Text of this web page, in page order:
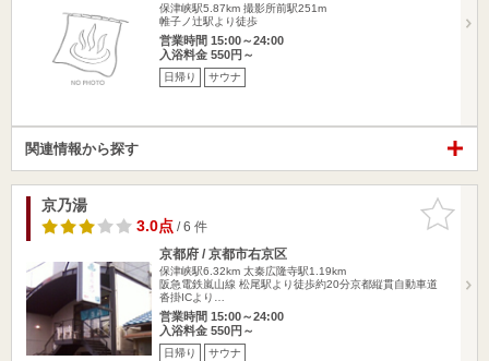
保津峡駅5.87km 撮影所前駅251m
帷子ノ辻駅より徒歩
営業時間 15:00～24:00
入浴料金 550円～
日帰り サウナ
関連情報から探す
お気に入
りに追加
京乃湯
3.0点/ 6 件
京都府 / 京都市右京区
保津峡駅6.32km 太秦広隆寺駅1.19km
阪急電鉄嵐山線 松尾駅より徒歩約20分京都縦貫自動車道
沓掛ICより…
営業時間 15:00～24:00
入浴料金 550円～
日帰り サウナ